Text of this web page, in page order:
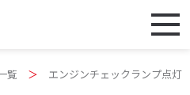
覧 ＞ エンジンチェックランプ点灯